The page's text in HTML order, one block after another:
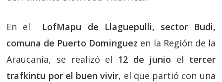
En el
LofMapu de Llaguepulli, sector Budi,
comuna de Puerto Dominguez en la Región de la
Araucanía, se realizó el 12 de junio el tercer
trafkintu por el buen vivir, el que partió con una